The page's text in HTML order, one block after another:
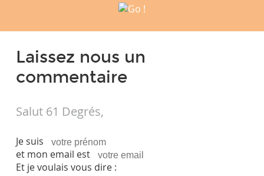
Laissez nous un
commentaire
Salut 61 Degrés,
Je suis
et mon email est
Et je voulais vous dire :